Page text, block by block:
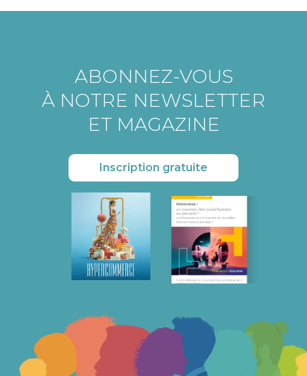
ABONNEZ-VOUS
À NOTRE NEWSLETTER
ET MAGAZINE
Inscription gratuite